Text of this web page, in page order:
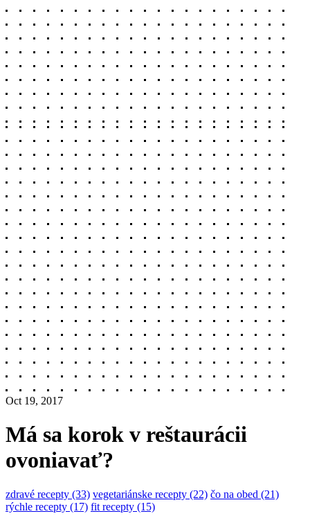
Oct 19, 2017
Má sa korok v reštaurácii
ovoniavať?
zdravé recepty (33) vegetariánske recepty (22) čo na obed (21)
rýchle recepty (17) fit recepty (15)